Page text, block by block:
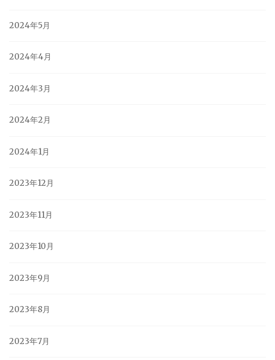
2024年5月
2024年4月
2024年3月
2024年2月
2024年1月
2023年12月
2023年11月
2023年10月
2023年9月
2023年8月
2023年7月